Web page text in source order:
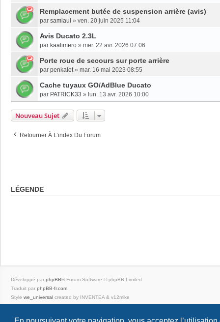
Remplacement butée de suspension arrière (avis)
par samiaul » ven. 20 juin 2025 11:04
Avis Ducato 2.3L
par kaalimero » mer. 22 avr. 2026 07:06
Porte roue de secours sur porte arrière
par penkalet » mar. 16 mai 2023 08:55
Cache tuyaux GO/AdBlue Ducato
par PATRICK33 » lun. 13 avr. 2026 10:00
Nouveau Sujet
Retourner À L’index Du Forum
LÉGENDE
Développé par phpBB® Forum Software © phpBB Limited
Traduit par phpBB-fr.com
Style we_universal created by INVENTEA & v12mike